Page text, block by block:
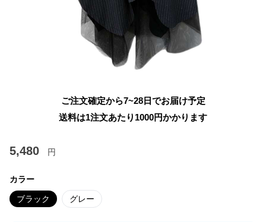
ご注文確定から7~28日でお届け予定
送料は1注文あたり 1000円かかります
5,480 円
カラー
ブラック グレー